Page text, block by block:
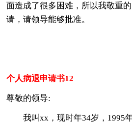
面造成了很多困难，所以我敬重
请，请领导能够批准。
个人病退申请书12
尊敬的领导:
我叫xx，现时年34岁，1995